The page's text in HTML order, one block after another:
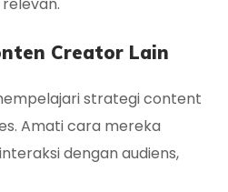
Creator Lain
strategi content
Amati cara mereka
dengan audiens,